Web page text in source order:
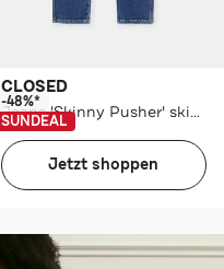
CLOSED
Jeans 'Skinny Pusher' skinny
-48%*
SUNDEAL
Jetzt shoppen